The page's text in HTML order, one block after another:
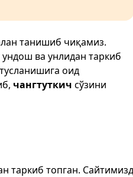
танишиб чиқамиз.
ва унлидан таркиб
оид
чангтуткич сўзини
таркиб топган.